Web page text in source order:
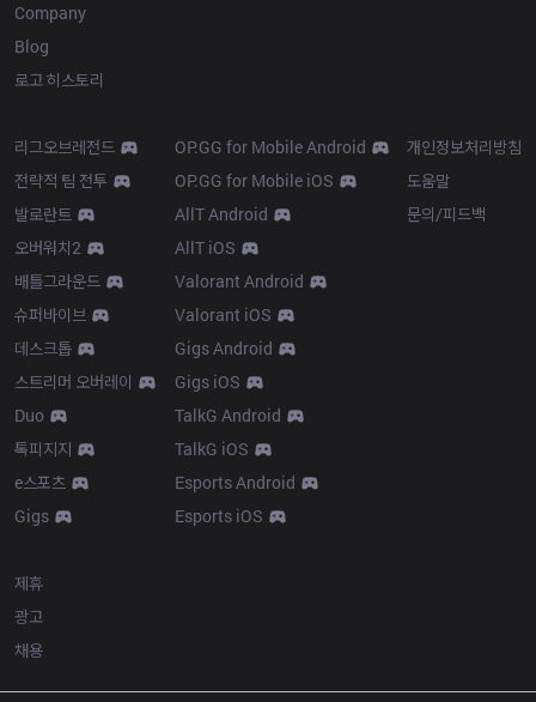
Company
Blog
로고 히스토리
리그오브레전드
전략적 팀 전투
발로란트
오버워치2
배틀그라운드
슈퍼바이브
데스크톱
스트리머 오버레이
Duo
톡피지지
e스포츠
Gigs
OP.GG for Mobile Android
OP.GG for Mobile iOS
AllT Android
AllT iOS
Valorant Android
Valorant iOS
Gigs Android
Gigs iOS
TalkG Android
TalkG iOS
Esports Android
Esports iOS
개인정보처리방침
도움말
문의/피드백
제휴
광고
채용